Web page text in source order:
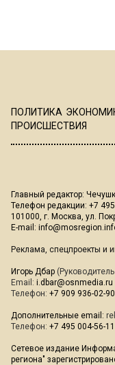
ПОЛИТИКА
ПРОИСШЕСТВИЯ
Главный редактор:
Телефон редакции: +7
101000, г. Москва, ул.
E-mail:
Реклама, спецпроекты и
Игорь Дбар
Email: i.dbar@osnmedia.ru
Телефон: +7 909 936-02-90
Дополнительные email:
Телефон: +7 495 004-56-11
Сетевое издание
региона"